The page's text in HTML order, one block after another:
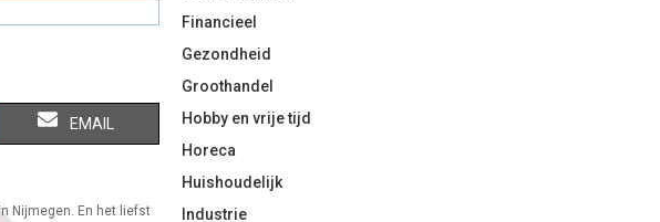
S
A
EMAIL
Nijmegen. En het liefst
Financieel
Gezondheid
Groothandel
Hobby en vrije tijd
Horeca
Huishoudelijk
Industrie